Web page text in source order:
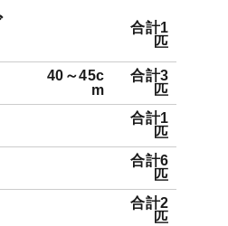
合計1
匹
40～45c
m
合計3
匹
合計1
匹
合計6
匹
合計2
匹